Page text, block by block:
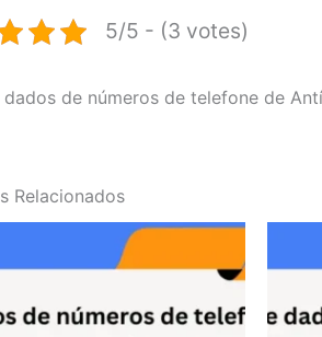
5/5 - (3 votes)
dados de números de telefone de
Relacionados